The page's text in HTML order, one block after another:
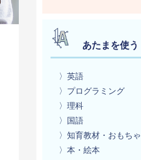
あたまを使う
〉英語
〉プログラミング
〉理科
〉国語
〉知育教材・おもちゃ
〉本・絵本